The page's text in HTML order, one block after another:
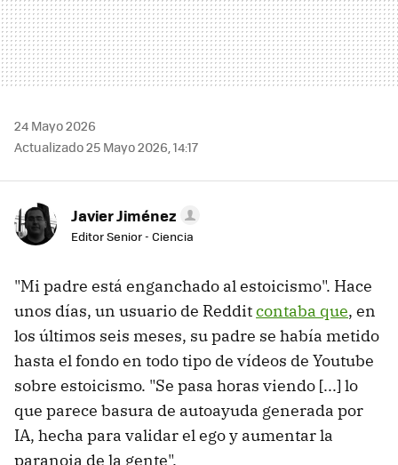
24 Mayo 2026
Actualizado 25 Mayo 2026, 14:17
Javier Jiménez
Editor Senior - Ciencia
"Mi padre está enganchado al estoicismo". Hace
unos días, un usuario de Redditcontaba que, en
los últimos seis meses, su padre se había metido
hasta el fondo en todo tipo de vídeos de Youtube
sobre estoicismo. "Se pasa horas viendo [...] lo
que parece basura de autoayuda generada por
IA, hecha para validar el ego y aumentar la
paranoia de la gente".